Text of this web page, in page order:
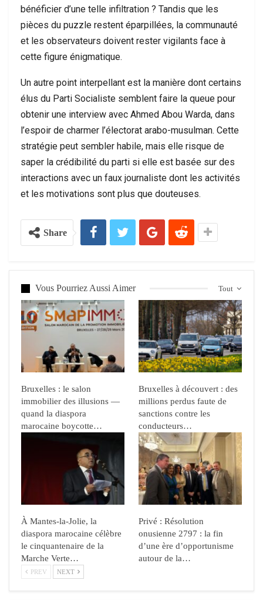
bénéficier d’une telle infiltration ? Tandis que les
pièces du puzzle restent éparpillées, la communauté
et les observateurs doivent rester vigilants face à
cette figure énigmatique.
Un autre point interpellant est la manière dont certains
élus du Parti Socialiste semblent faire la queue pour
obtenir une interview avec Ahmed Abou Warda, dans
l’espoir de charmer l’électorat arabo-musulman. Cette
stratégie peut sembler habile, mais elle risque de
saper la crédibilité du parti si elle est basée sur des
interactions avec un faux journaliste dont les activités
et les motivations sont plus que douteuses.
Share
Tout
Vous Pourriez Aussi Aimer
Bruxelles : le salon
immobilier des illusions —
quand la diaspora
marocaine boycotte…
Bruxelles à découvert : des
millions perdus faute de
sanctions contre les
conducteurs…
À Mantes-la-Jolie, la
diaspora marocaine célèbre
le cinquantenaire de la
Marche Verte…
Privé : Résolution
onusienne 2797 : la fin
d’une ère d’opportunisme
autour de la…
PREV NEXT